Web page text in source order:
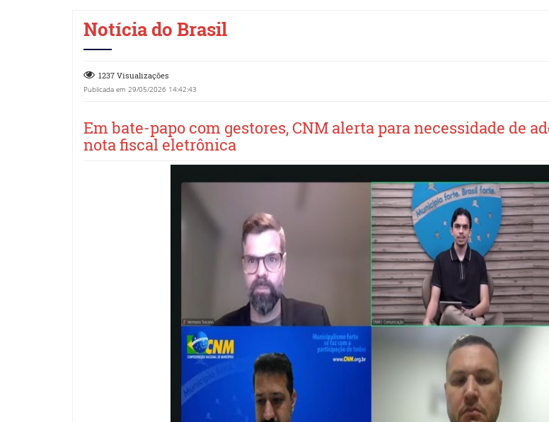
Notícia do Brasil
1237 Visualizações
Publicada em 29/05/2026 14:42:43
Em bate-papo com gestores, CNM alerta para necessidade de
nota fiscal eletrônica